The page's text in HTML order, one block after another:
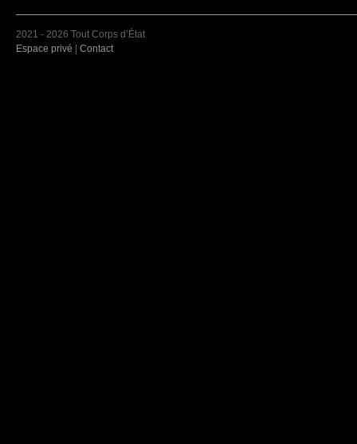
2021 - 2026 Tout Corps d’État
Espace privé | Contact